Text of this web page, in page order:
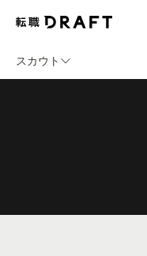
スカウト